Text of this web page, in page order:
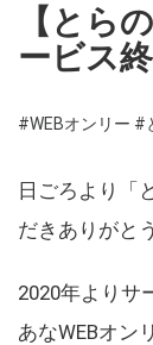
【とら
ービス
#WEBオンリー #
日ごろより「
だきありがと
2020年よりサ
あなWEBオン